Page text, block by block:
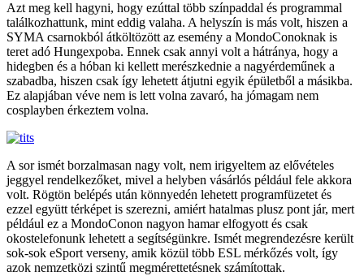
Azt meg kell hagyni, hogy ezúttal több színpaddal és programmal
találkozhattunk, mint eddig valaha. A helyszín is más volt, hiszen a
SYMA csarnokból átköltözött az esemény a MondoConoknak is
teret adó Hungexpoba. Ennek csak annyi volt a hátránya, hogy a
hidegben és a hóban ki kellett merészkednie a nagyérdeműnek a
szabadba, hiszen csak így lehetett átjutni egyik épületből a másikba.
Ez alapjában véve nem is lett volna zavaró, ha jómagam nem
cosplayben érkeztem volna.
A sor ismét borzalmasan nagy volt, nem irigyeltem az elővételes
jeggyel rendelkezőket, mivel a helyben vásárlós például fele akkora
volt. Rögtön belépés után könnyedén lehetett programfüzetet és
ezzel együtt térképet is szerezni, amiért hatalmas plusz pont jár, mert
például ez a MondoConon nagyon hamar elfogyott és csak
okostelefonunk lehetett a segítségünkre. Ismét megrendezésre került
sok-sok eSport verseny, amik közül több ESL mérkőzés volt, így
azok nemzetközi szintű megmérettetésnek számítottak.